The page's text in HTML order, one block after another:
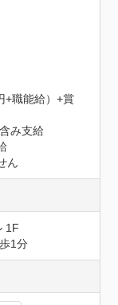
+職能給）+賞
み支給
ん
1F
1分